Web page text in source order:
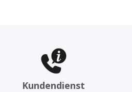
Kundendienst